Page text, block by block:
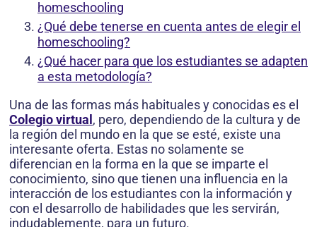
homeschooling
¿Qué debe tenerse en cuenta antes de elegir el
homeschooling?
¿Qué hacer para que los estudiantes se adapten
a esta metodología?
Una de las formas más habituales y conocidas es el
Colegio virtual , pero, dependiendo de la cultura y de
la región del mundo en la que se esté, existe una
interesante oferta. Estas no solamente se
diferencian en la forma en la que se imparte el
conocimiento, sino que tienen una influencia en la
interacción de los estudiantes con la información y
con el desarrollo de habilidades que les servirán,
indudablemente, para un futuro.